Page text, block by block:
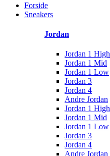
Forside
Sneakers
Jordan
Jordan 1 High
Jordan 1 Mid
Jordan 1 Low
Jordan 3
Jordan 4
Andre Jordan
Jordan 1 High
Jordan 1 Mid
Jordan 1 Low
Jordan 3
Jordan 4
Andre Jordan